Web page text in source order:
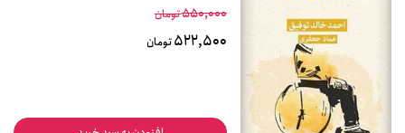
550,000تومان
522,500تومان